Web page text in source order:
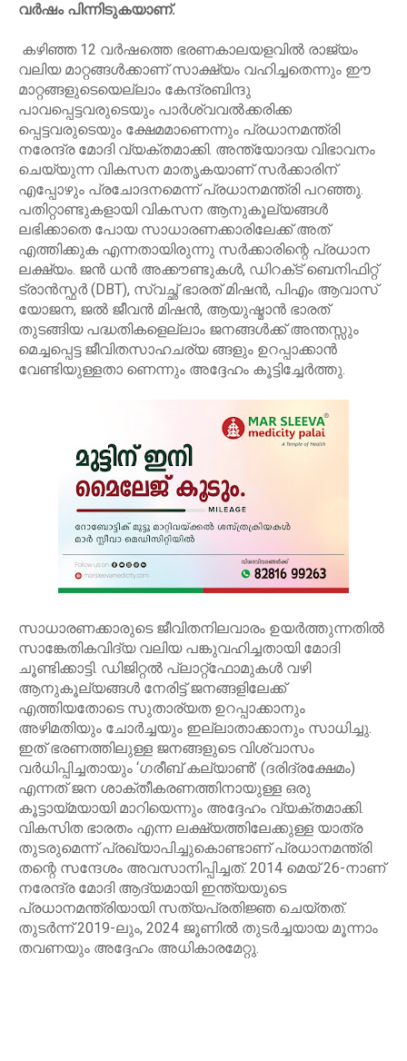
വർഷം പിന്നിടുകയാണ്.
കഴിഞ്ഞ 12 വർഷത്തെ ഭരണകാലയളവില്‍ രാജ്യം
വലിയ മാറ്റങ്ങള്‍ക്കാണ് സാക്ഷ്യം വഹിച്ചതെന്നും ഈ
മാറ്റങ്ങളുടെയെല്ലാം കേന്ദ്രബിന്ദു
പാവപ്പെട്ടവരുടെയും പാർശ്വവല്‍ക്കരിക്ക
പ്പെട്ടവരുടെയും ക്ഷേമമാണെന്നും പ്രധാനമന്ത്രി
നരേന്ദ്ര മോദി വ്യക്തമാക്കി. അന്ത്യോദയ വിഭാവനം
ചെയ്യുന്ന വികസന മാതൃകയാണ് സർക്കാരിന്
എപ്പോഴും പ്രചോദനമെന്ന് പ്രധാനമന്ത്രി പറഞ്ഞു.
പതിറ്റാണ്ടുകളായി വികസന ആനുകൂല്യങ്ങള്‍
ലഭിക്കാതെ പോയ സാധാരണക്കാരിലേക്ക് അത്
എത്തിക്കുക എന്നതായിരുന്നു സർക്കാരിന്റെ പ്രധാന
ലക്ഷ്യം. ജൻ ധൻ അക്കൗണ്ടുകള്‍, ഡിറക്‌ട് ബെനിഫിറ്റ്
ട്രാൻസ്ഫർ (DBT), സ്വച്ഛ് ഭാരത് മിഷൻ, പിഎം ആവാസ്
യോജന, ജല്‍ ജീവൻ മിഷൻ, ആയുഷ്മാൻ ഭാരത്
തുടങ്ങിയ പദ്ധതികളെല്ലാം ജനങ്ങള്‍ക്ക് അന്തസ്സും
മെച്ചപ്പെട്ട ജീവിതസാഹചര്യ ങ്ങളും ഉറപ്പാക്കാൻ
വേണ്ടിയുള്ളതാ ണെന്നും അദ്ദേഹം കൂട്ടിച്ചേർത്തു.
സാധാരണക്കാരുടെ ജീവിതനിലവാരം ഉയർത്തുന്നതില്‍
സാങ്കേതികവിദ്യ വലിയ പങ്കുവഹിച്ചതായി മോദി
ചൂണ്ടിക്കാട്ടി. ഡിജിറ്റല്‍ പ്ലാറ്റ്‌ഫോമുകള്‍ വഴി
ആനുകൂല്യങ്ങള്‍ നേരിട്ട് ജനങ്ങളിലേക്ക്
എത്തിയതോടെ സുതാര്യത ഉറപ്പാക്കാനും
അഴിമതിയും ചോർച്ചയും ഇല്ലാതാക്കാനും സാധിച്ചു.
ഇത് ഭരണത്തിലുള്ള ജനങ്ങളുടെ വിശ്വാസം
വർധിപ്പിച്ചതായും ‘ഗരീബ് കല്യാണ്‍’ (ദരിദ്രക്ഷേമം)
എന്നത് ജന ശാക്തീകരണത്തിനായുള്ള ഒരു
കൂട്ടായ്മയായി മാറിയെന്നും അദ്ദേഹം വ്യക്തമാക്കി.
വികസിത ഭാരതം എന്ന ലക്ഷ്യത്തിലേക്കുള്ള യാത്ര
തുടരുമെന്ന് പ്രഖ്യാപിച്ചുകൊണ്ടാണ് പ്രധാനമന്ത്രി
തന്റെ സന്ദേശം അവസാനിപ്പിച്ചത്. 2014 മെയ് 26-നാണ്
നരേന്ദ്ര മോദി ആദ്യമായി ഇന്ത്യയുടെ
പ്രധാനമന്ത്രിയായി സത്യപ്രതിജ്ഞ ചെയ്തത്.
തുടർന്ന് 2019-ലും, 2024 ജൂണില്‍ തുടർച്ചയായ മൂന്നാം
തവണയും അദ്ദേഹം അധികാരമേറ്റു.